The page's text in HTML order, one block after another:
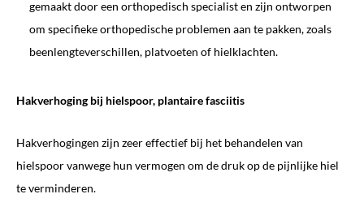
gemaakt door een orthopedisch specialist en zijn ontworpen
om specifieke orthopedische problemen aan te pakken, zoals
beenlengteverschillen, platvoeten of hielklachten.
Hakverhoging bij hielspoor, plantaire fasciitis
Hakverhogingen zijn zeer effectief bij het behandelen van
hielspoor vanwege hun vermogen om de druk op de pijnlijke hiel
te verminderen.